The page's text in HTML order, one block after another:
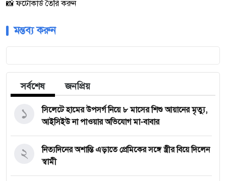
📸 ফটোকার্ড তৈরি করুন
মন্তব্য করুন
সর্বশেষ জনপ্রিয়
সিলেটে হামের উপসর্গ নিয়ে ৮ মাসের শিশু আয়ানের মৃত্যু,
আইসিইউ না পাওয়ার অভিযোগ মা-বাবার
১
নিত্যদিনের অশান্তি এড়াতে প্রেমিকের সঙ্গে স্ত্রীর বিয়ে দিলেন
স্বামী
২